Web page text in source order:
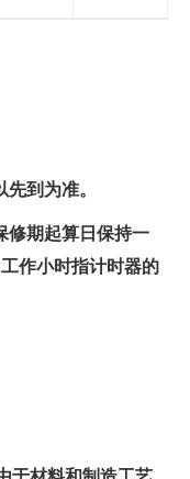
到为准。
修期起算日保持一
作小时指计时器的